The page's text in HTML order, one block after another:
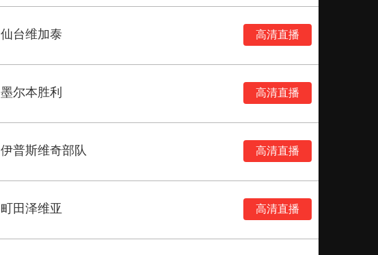
仙台维加泰 高清直播
墨尔本胜利 高清直播
伊普斯维奇部队 高清直播
町田泽维亚 高清直播